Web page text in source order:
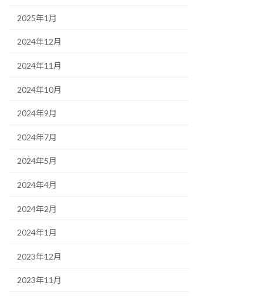
2025年1月
2024年12月
2024年11月
2024年10月
2024年9月
2024年7月
2024年5月
2024年4月
2024年2月
2024年1月
2023年12月
2023年11月